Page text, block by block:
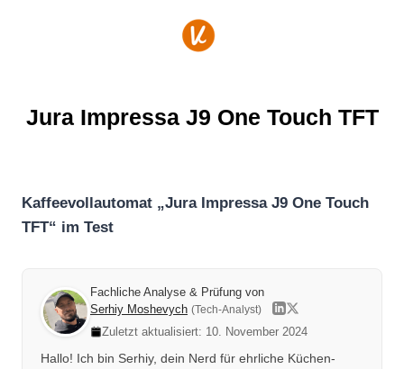
Jura Impressa J9 One Touch TFT
Kaffeevollautomat „Jura Impressa J9 One Touch
TFT“ im Test
Fachliche Analyse & Prüfung von
Serhiy Moshevych (Tech-Analyst)
Zuletzt aktualisiert: 10. November 2024
Hallo! Ich bin Serhiy, dein Nerd für ehrliche Küchen-